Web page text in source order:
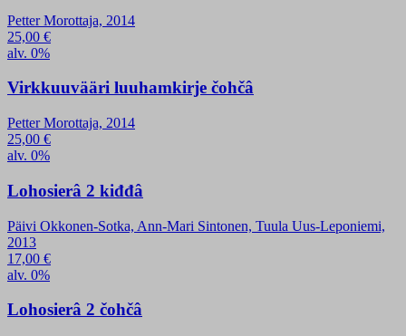
Petter Morottaja, 2014
25,00 €
alv. 0%
Virkkuuvääri luuhamkirje čohčâ
Petter Morottaja, 2014
25,00 €
alv. 0%
Lohosierâ 2 kiđđâ
Päivi Okkonen-Sotka, Ann-Mari Sintonen, Tuula Uus-Leponiemi,
2013
17,00 €
alv. 0%
Lohosierâ 2 čohčâ